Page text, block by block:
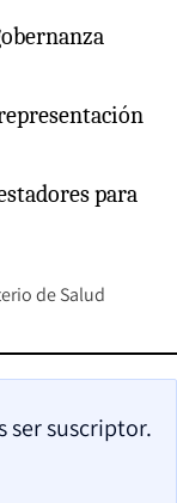
para
de Salud
ser suscriptor.